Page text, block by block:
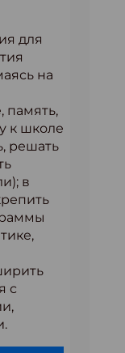
для
на
память,
к школе
решать
в
с